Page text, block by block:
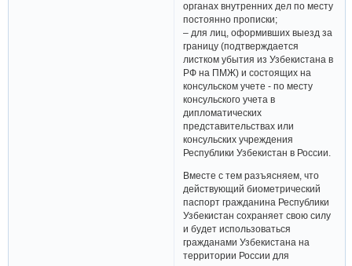
органах внутренних дел по месту
постоянно прописки;
– для лиц, оформивших выезд за
границу (подтверждается
листком убытия из Узбекистана в
РФ на ПМЖ) и состоящих на
консульском учете - по месту
консульского учета в
дипломатических
представительствах или
консульских учреждения
Республики Узбекистан в России.
Вместе с тем разъясняем, что
действующий биометрический
паспорт гражданина Республики
Узбекистан сохраняет свою силу
и будет использоваться
гражданами Узбекистана на
территории России для